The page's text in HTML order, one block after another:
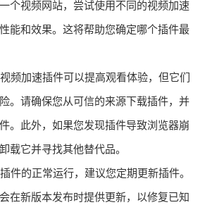
个视频网站，尝试使用不同的视频加速
能和效果。这将帮助您确定哪个插件最
频加速插件可以提高观看体验，但它们
。请确保您从可信的来源下载插件，并
。此外，如果您发现插件导致浏览器崩
载它并寻找其他替代品。
件的正常运行，建议您定期更新插件。
在新版本发布时提供更新，以修复已知